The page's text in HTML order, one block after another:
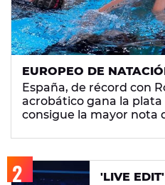
EUROPEO DE
España, de récord con
acrobático gana la
consigue la mayor nota
'LIVE EDIT'